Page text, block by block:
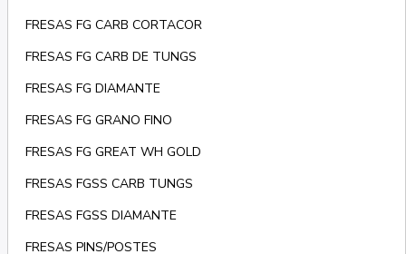
FRESAS FG CARB CORTACOR
FRESAS FG CARB DE TUNGS
FRESAS FG DIAMANTE
FRESAS FG GRANO FINO
FRESAS FG GREAT WH GOLD
FRESAS FGSS CARB TUNGS
FRESAS FGSS DIAMANTE
FRESAS PINS/POSTES